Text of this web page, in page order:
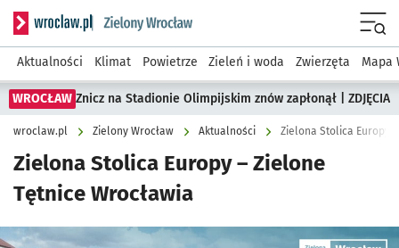
Serwis informacyjny wroclaw.pl podserwis: Środowisko we
Aktualności Klimat Powietrze Zieleń i woda Zwierzęta Mapa
WROCŁAW Znicz na Stadionie Olimpijskim znów zapłonął | ZDJĘCIA
wroclaw.pl Zielony Wrocław Aktualności Zielona Stolica Europy
Zielona Stolica Europy – Zielone
Tętnice Wrocławia
Kliknij, aby powiększyć